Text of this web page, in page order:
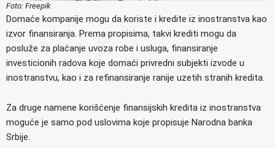
Foto: Freepik
Domaće kompanije mogu da koriste i kredite iz inostranstva kao
izvor finansiranja. Prema propisima, takvi krediti mogu da
posluže za plaćanje uvoza robe i usluga, finansiranje
investicionih radova koje domaći privredni subjekti izvode u
inostranstvu, kao i za refinansiranje ranije uzetih stranih kredita.
Za druge namene korišćenje finansijskih kredita iz inostranstva
moguće je samo pod uslovima koje propisuje Narodna banka
Srbije.